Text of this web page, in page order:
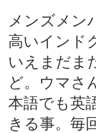
メンズメン
高いインド
いえまだま
ど。ウマさ
本語でも英
きる事。毎